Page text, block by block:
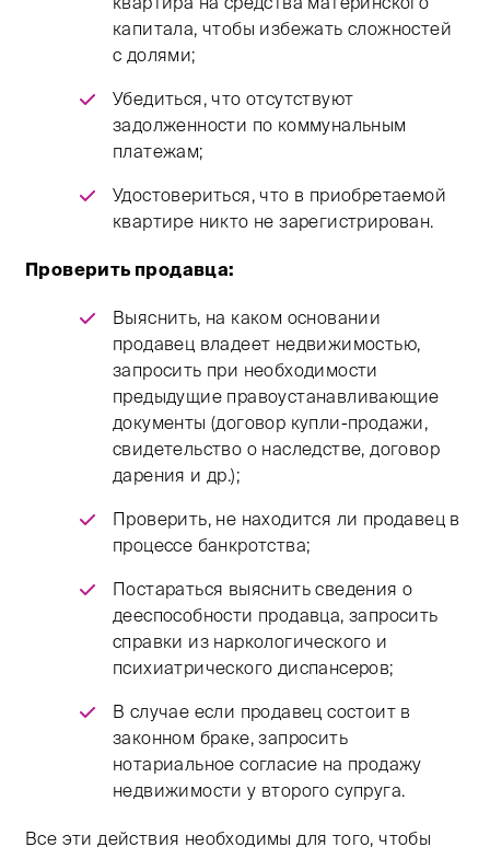
капитала, чтобы избежать сложностей
с долями;
Убедиться, что отсутствуют
задолженности по коммунальным
платежам;
Удостовериться, что в приобретаемой
квартире никто не зарегистрирован.
Проверить продавца:
Выяснить, на каком основании
продавец владеет недвижимостью,
запросить при необходимости
предыдущие правоустанавливающие
документы (договор купли-продажи,
свидетельство о наследстве, договор
дарения и др.);
Проверить, не находится ли продавец в
процессе банкротства;
Постараться выяснить сведения о
дееспособности продавца, запросить
справки из наркологического и
психиатрического диспансеров;
В случае если продавец состоит в
законном браке, запросить
нотариальное согласие на продажу
недвижимости у второго супруга.
Все эти действия необходимы для того, чтобы